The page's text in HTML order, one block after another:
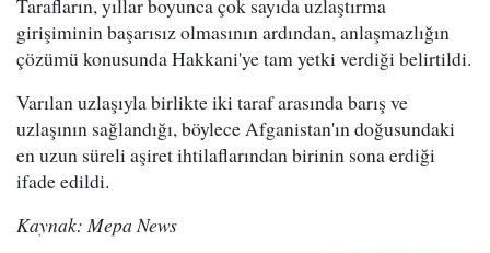
girişiminin başarısız olmasının ardından, anlaşmazlığın
çözümü konusunda Hakkani'ye tam yetki verdiği belirtildi.
Varılan uzlaşıyla birlikte iki taraf arasında barış ve
uzlaşının sağlandığı, böylece Afganistan'ın doğusundaki
en uzun süreli aşiret ihtilaflarından birinin sona erdiği
ifade edildi.
Kaynak: Mepa News